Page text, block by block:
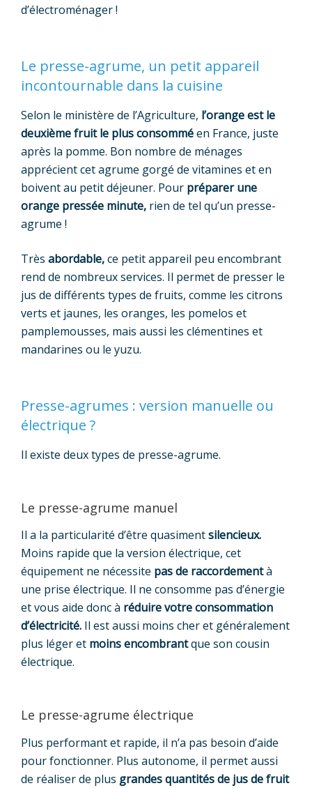
d’électroménager !
Le presse-agrume, un petit appareil
incontournable dans la cuisine
Selon le ministère de l’Agriculture, l’orange est le
deuxième fruit le plus consomméen France, juste
après la pomme. Bon nombre de ménages
apprécient cet agrume gorgé de vitamines et en
boivent au petit déjeuner. Pour préparer une
orange pressée minute, rien de tel qu’un presse-
agrume !
Très abordable,ce petit appareil peu encombrant
rend de nombreux services. Il permet de presser le
jus de différents types de fruits, comme les citrons
verts et jaunes, les oranges, les pomelos et
pamplemousses, mais aussi les clémentines et
mandarines ou le yuzu.
Presse-agrumes : version manuelle ou
électrique ?
Il existe deux types de presse-agrume.
Le presse-agrume manuel
Il a la particularité d’être quasimentsilencieux.
Moins rapide que la version électrique, cet
équipement ne nécessite pas de raccordementà
une prise électrique. Il ne consomme pas d’énergie
et vous aide donc à réduire votre consommation
d’électricité. Il est aussi moins cher et généralement
plus léger et moins encombrantque son cousin
électrique.
Le presse-agrume électrique
Plus performant et rapide, il n’a pas besoin d’aide
pour fonctionner. Plus autonome, il permet aussi
de réaliser de plus grandes quantités de jus de fruit